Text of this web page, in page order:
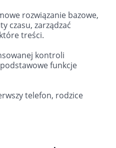
rozwiązanie bazowe,
czasu, zarządzać
treści.
kontroli
funkcje
telefon, rodzice